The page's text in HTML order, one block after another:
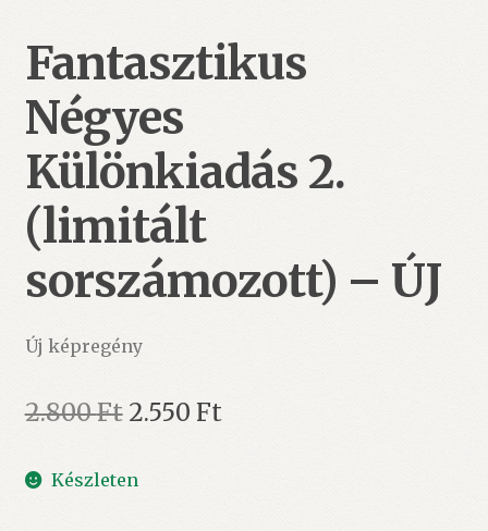
Fantasztikus
Négyes
Különkiadás 2.
(limitált
sorszámozott) – ÚJ
Új képregény
2.800Ft Original
was:
2.550 FtCurrent
Készleten